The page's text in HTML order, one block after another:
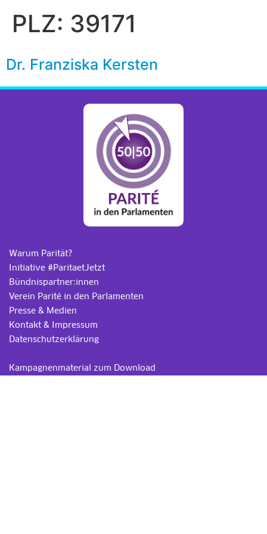
PLZ: 39171
Dr. Franziska Kersten
Warum Parität?
Initiative #ParitaetJetzt
Bündnispartner:innen
Verein Parité in den Parlamenten
Presse & Medien
Kontakt & Impressum
Datenschutzerklärung
Kampagnenmaterial zum Download